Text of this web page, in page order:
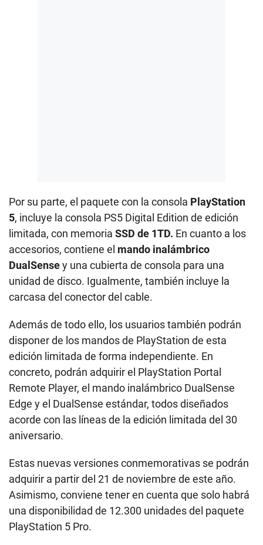
Por su parte, el paquete con la consola PlayStation
5, incluye la consola PS5 Digital Edition de edición
limitada, con memoria SSD de 1TD. En cuanto a los
accesorios, contiene el mando inalámbrico
DualSensey una cubierta de consola para una
unidad de disco. Igualmente, también incluye la
carcasa del conector del cable.
Además de todo ello, los usuarios también podrán
disponer de los mandos de PlayStation de esta
edición limitada de forma independiente. En
concreto, podrán adquirir el PlayStation Portal
Remote Player, el mando inalámbrico DualSense
Edge y el DualSense estándar, todos diseñados
acorde con las líneas de la edición limitada del 30
aniversario.
Estas nuevas versiones conmemorativas se podrán
adquirir a partir del 21 de noviembre de este año.
Asimismo, conviene tener en cuenta que solo habrá
una disponibilidad de 12.300 unidades del paquete
PlayStation 5 Pro.